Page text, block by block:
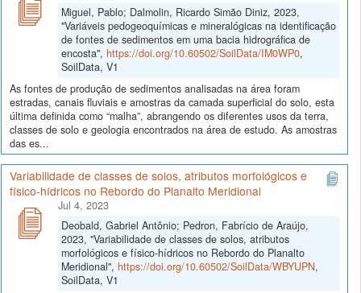
Miguel, Pablo; Dalmolin, Ricardo Simão Diniz, 2023,
"Variáveis pedogeoquímicas e mineralógicas na identificação
de fontes de sedimentos em uma bacia hidrográfica de
encosta", https://doi.org/10.60502/SoilData/IM0WP0,
SoilData, V1
As fontes de produção de sedimentos analisadas na área foram
estradas, canais fluviais e amostras da camada superficial do solo, esta
última definida como “malha”, abrangendo os diferentes usos da terra,
classes de solo e geologia encontrados na área de estudo. As amostras
das es...
Variabilidade de classes de solos, atributos morfológicos e
físico-hídricos no Rebordo do Planalto Meridional
Jul 4, 2023
Deobald, Gabriel Antônio; Pedron, Fabrício de Araújo,
2023, "Variabilidade de classes de solos, atributos
morfológicos e físico-hídricos no Rebordo do Planalto
Meridional", https://doi.org/10.60502/SoilData/WBYUPN,
SoilData, V1